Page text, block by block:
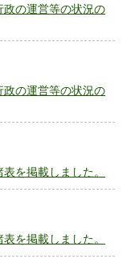
の運営等の状況の
の運営等の状況の
を掲載しました。
を掲載しました。